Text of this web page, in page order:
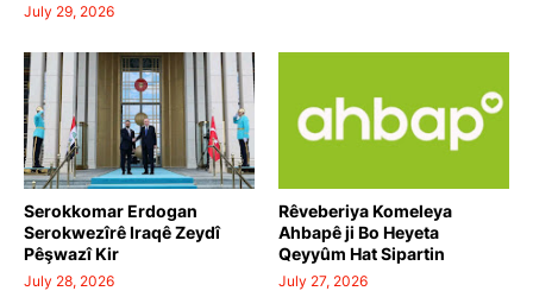
July 29, 2026
Serokkomar Erdogan
Serokwezîrê Iraqê Zeydî
Pêşwazî Kir
July 28, 2026
Rêveberiya Komeleya
Ahbapê ji Bo Heyeta
Qeyyûm Hat Sipartin
July 27, 2026